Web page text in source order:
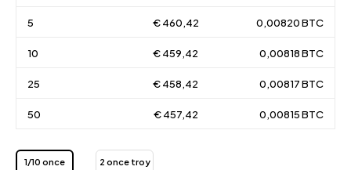
5 € 460,42 0,00820 BTC
10 € 459,42 0,00818 BTC
25 € 458,42 0,00817 BTC
50 € 457,42 0,00815 BTC
1/10 once 2 once troy